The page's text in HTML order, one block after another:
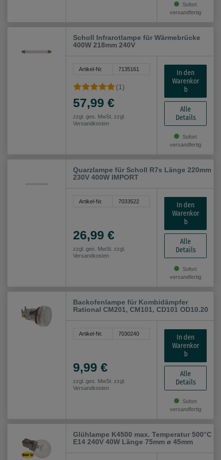
Sofort
versandfertig
Scholl Infrarotlampe für Wärmebrücke
400W 218mm 240V
Artikel-Nr. 7135161
(1)
57,99 €
zzgl. ges. MwSt. zzgl.
Versandkosten
In den
Warenkor
b
Alle
Details
Sofort
versandfertig
Quarzlampe für Scholl R7s Länge 220mm
230V 400W IMPORT
Artikel-Nr. 7033522
26,99 €
zzgl. ges. MwSt. zzgl.
Versandkosten
In den
Warenkor
b
Alle
Details
Sofort
versandfertig
Backofenlampe für Kombidämpfer
Rational CM201, CM101, CD101 OD10.20
Artikel-Nr. 7030240
9,99 €
zzgl. ges. MwSt. zzgl.
Versandkosten
In den
Warenkor
b
Alle
Details
Sofort
versandfertig
Glühlampe K4500 max. Temperatur 500°C
E14 240V 40W Länge 75mm ø 45mm